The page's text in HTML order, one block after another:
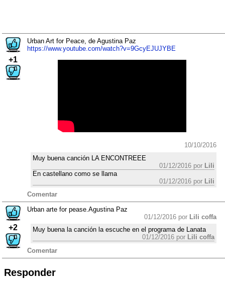
+1
Urban Art for Peace, de Agustina Paz
https://www.youtube.com/watch?v=9GcyEJUJYBE
10/10/2016
Muy buena canción LA ENCONTREEE
01/12/2016 por Lili
En castellano como se llama
01/12/2016 por Lili
Comentar
+2
Urban arte for pease.Agustina Paz
01/12/2016 por Lili coffa
Muy buena la canción la escuche en el programa de Lanata
01/12/2016 por Lili coffa
Comentar
Responder